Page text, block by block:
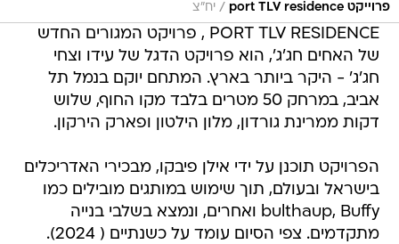
פרוייקט port TLV residence / יח"צ
PORT TLV RESIDENCE , פרויקט המגורים החדש
של האחים חג'ג', הוא פרויקט הדגל של עידו וצחי
חג'ג' - היקר ביותר בארץ. המתחם יוקם בנמל תל
אביב, במרחק 50 מטרים בלבד מקו החוף, שלוש
דקות ממרינת גורדון, מלון הילטון ופארק הירקון.
הפרויקט תוכנן על ידי אילן פיבקו, מבכירי האדריכלים
בישראל ובעולם, תוך שימוש במותגים מובילים כמו
bulthaup, Buffy ואחרים, ונמצא בשלבי בנייה
מתקדמים. צפי הסיום עומד על כשנתיים ( 2024).